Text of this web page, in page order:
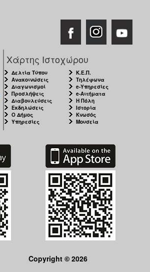
Χάρτης Ιστοχώρου
Δελτία Τύπου
Ανακοινώσεις
Διαγωνισμοί
Προσλήψεις
Διαβουλεύσεις
Εκδηλώσεις
Ο Δήμος
Υπηρεσίες
Κ.Ε.Π.
Τηλέφωνα
e-Υπηρεσίες
e-Αιτήματα
Η Πόλη
Ιστορία
Κνωσός
Μουσεία
Copyright © 2026